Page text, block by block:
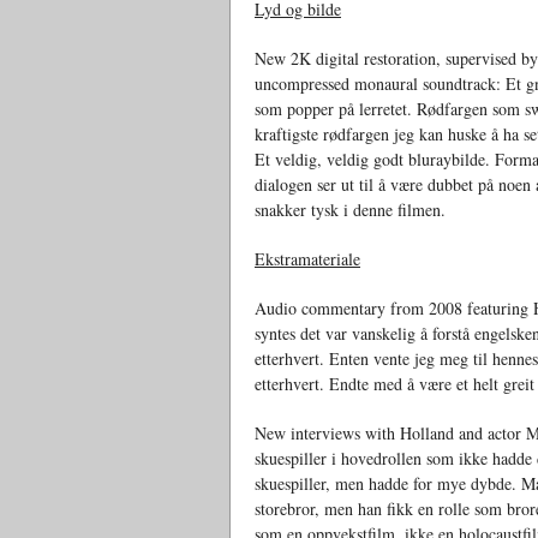
Lyd og bilde
New 2K digital restoration, supervised
uncompressed monaural soundtrack: Et
som popper på lerretet. Rødfargen som
kraftigste rødfargen jeg kan huske å ha
Et veldig, veldig godt bluraybilde.
dialogen ser ut til å være dubbet på
snakker tysk i denne filmen.
Ekstramateriale
Audio commentary from 2008 featuring
syntes det var vanskelig å forstå
etterhvert. Enten vente jeg meg til
etterhvert. Endte med å være et helt
New interviews with Holland and actor
skuespiller i hovedrollen som ikke
skuespiller, men hadde for mye dybde.
storebror, men han fikk en rolle som